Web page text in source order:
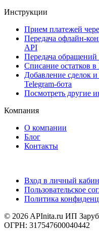
Инструкции
Прием платежей
Передача офлайн-
API
Передача
Списание остатков
Добавление сделок
Telegram-бота
Посмотреть другие
Компания
О компании
Блог
Контакты
Вход в личный
Пользовательское
Политика
© 2026 APInita.ru ИП
ОГРН: 317547600040442